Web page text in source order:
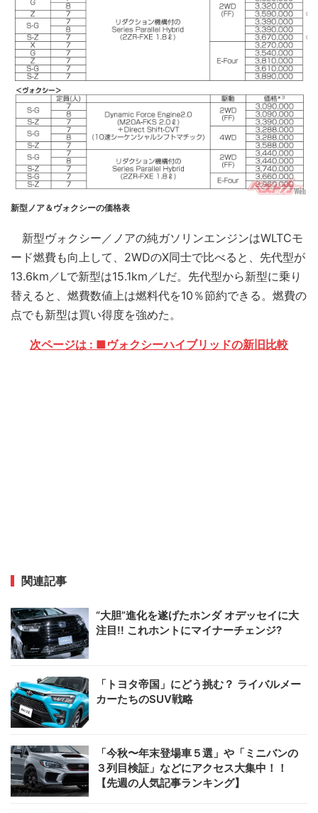
新型ノア＆ヴォクシーの価格表
新型ヴォクシー／ノアの純ガソリンエンジンはWLTCモ
ード燃費も向上して、2WDのX同士で比べると、先代型が
13.6km／Lで新型は15.1km／Lだ。先代型から新型に乗り
替えると、燃費数値上は燃料代を10％節約できる。燃費の
点でも新型は買い得度を強めた。
次ページは : ■ヴォクシーハイブリッドの新旧比較
関連記事
“大胆”進化を遂げたホンダ オデッセイに大
注目!! これホントにマイナーチェンジ?
「トヨタ帝国」にどう挑む？ ライバルメー
カーたちのSUV戦略
「今秋〜年末登場車５選」や「ミニバンの
３列目検証」などにアクセス大集中！！
【先週の人気記事ランキング】